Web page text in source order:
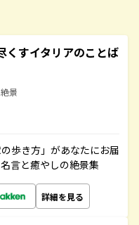
くすイタリアのことば
景
歩き方」があなたにお届
言と癒やしの絶景集
詳細を見る